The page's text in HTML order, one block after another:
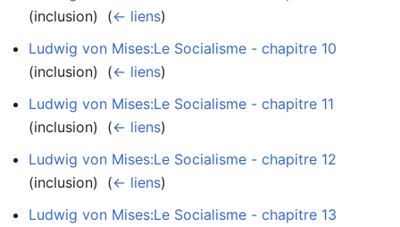
(inclusion) ‎ (← liens)
Ludwig von Mises:Le Socialisme - chapitre 10
(inclusion) ‎ (← liens)
Ludwig von Mises:Le Socialisme - chapitre 11
(inclusion) ‎ (← liens)
Ludwig von Mises:Le Socialisme - chapitre 12
(inclusion) ‎ (← liens)
Ludwig von Mises:Le Socialisme - chapitre 13